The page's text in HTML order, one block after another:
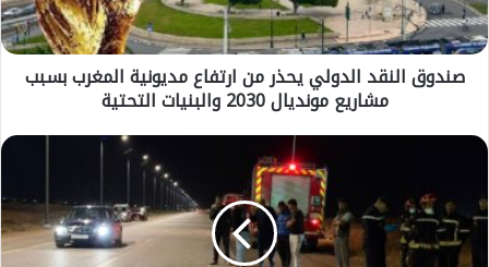
ل
ن
ق
د
ي
صندوق النقد الدولي يحذر من ارتفاع مديونية المغرب بسبب
مشاريع مونديال 2030 والبنيات التحتية
م
ر
ع